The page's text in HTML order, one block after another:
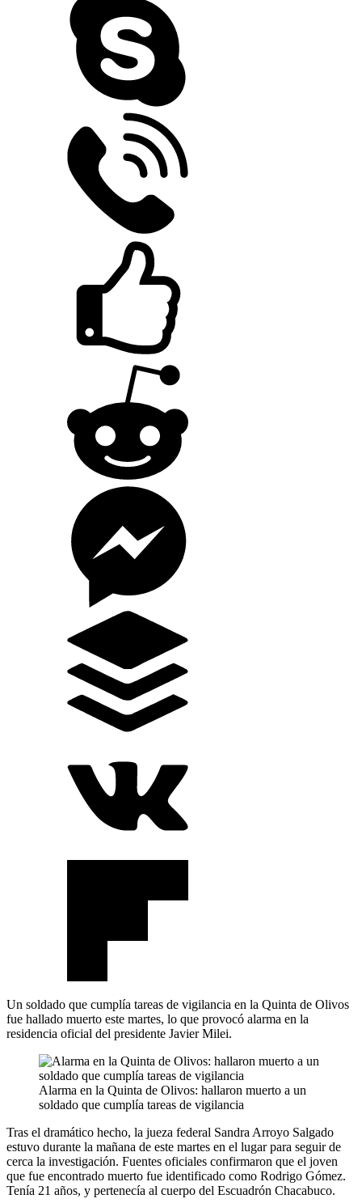
Un soldado que cumplía tareas de vigilancia en la Quinta de Olivos
fue hallado muerto este martes, lo que provocó alarma en la
residencia oficial del presidente Javier Milei.
Alarma en la Quinta de Olivos: hallaron muerto a un
soldado que cumplía tareas de vigilancia
Tras el dramático hecho, la jueza federal Sandra Arroyo Salgado
estuvo durante la mañana de este martes en el lugar para seguir de
cerca la investigación. Fuentes oficiales confirmaron que el joven
que fue encontrado muerto fue identificado como Rodrigo Gómez.
Tenía 21 años, y pertenecía al cuerpo del Escuadrón Chacabuco.